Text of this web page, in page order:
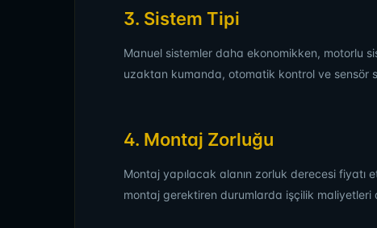
3. Sistem Tipi
Manuel sistemler daha ekonomikken, motorlu
uzaktan kumanda, otomatik kontrol ve sensör
4. Montaj Zorluğu
Montaj yapılacak alanın zorluk derecesi fiyatı
montaj gerektiren durumlarda işçilik maliyetleri